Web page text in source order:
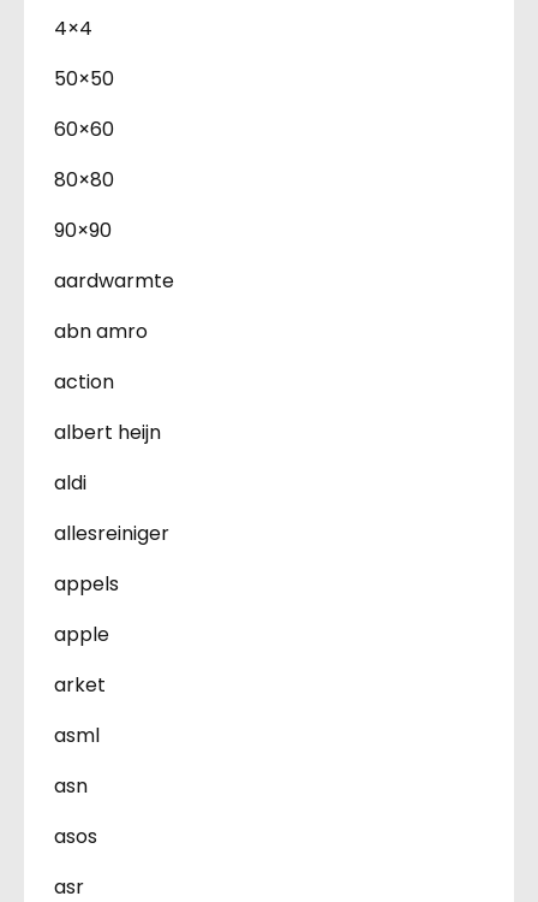
4×4
50×50
60×60
80×80
90×90
aardwarmte
abn amro
action
albert heijn
aldi
allesreiniger
appels
apple
arket
asml
asn
asos
asr